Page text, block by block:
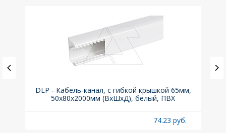
DLP - Кабель-канал, с гибкой крышкой 65мм,
50x80х2000мм (ВхШхД), белый, ПВХ
74.23 руб.